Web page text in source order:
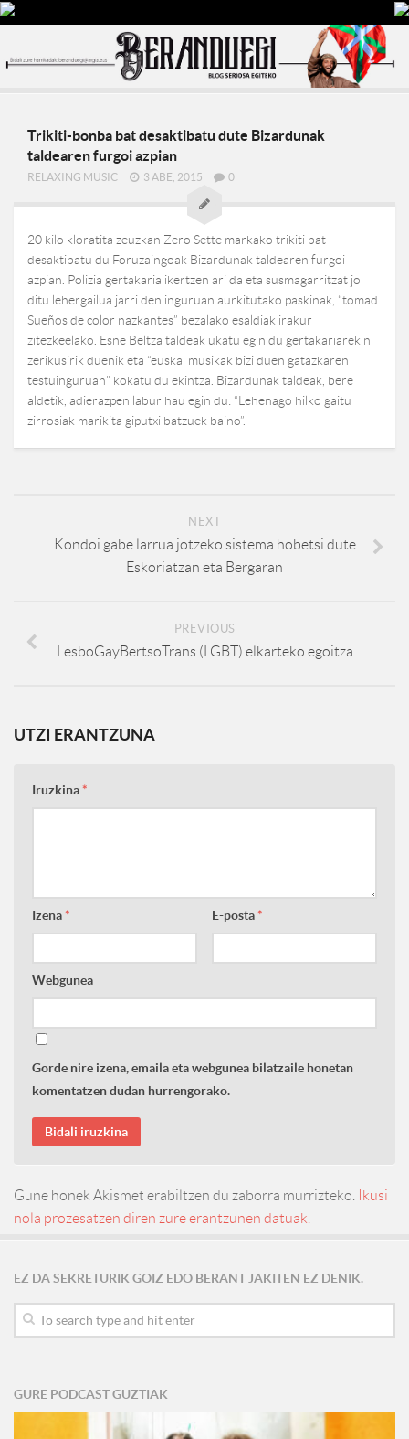
Trikiti-bonba bat desaktibatu dute Bizardunak
taldearen furgoi azpian
RELAXING MUSIC 3 ABE, 2015 0
20 kilo kloratita zeuzkan Zero Sette markako trikiti bat
desaktibatu du Foruzaingoak Bizardunak taldearen furgoi
azpian. Polizia gertakaria ikertzen ari da eta susmagarritzat jo
ditu lehergailua jarri den inguruan aurkitutako paskinak, “tomad
Sueños de color nazkantes” bezalako esaldiak irakur
zitezkeelako. Esne Beltza taldeak ukatu egin du gertakariarekin
zerikusirik duenik eta “euskal musikak bizi duen gatazkaren
testuinguruan” kokatu du ekintza. Bizardunak taldeak, bere
aldetik, adierazpen labur hau egin du: “Lehenago hilko gaitu
zirrosiak marikita giputxi batzuek baino”.
NEXT
Kondoi gabe larrua jotzeko sistema hobetsi dute
Eskoriatzan eta Bergaran
PREVIOUS
LesboGayBertsoTrans (LGBT) elkarteko egoitza
UTZI ERANTZUNA
Iruzkina*
Izena* E-posta*
Webgunea
Gorde nire izena, emaila eta webgunea bilatzaile honetan
komentatzen dudan hurrengorako.
Gune honek Akismet erabiltzen du zaborra murrizteko.
Ikusi
nola prozesatzen diren zure erantzunen datuak.
EZ DA SEKRETURIK GOIZ EDO BERANT JAKITEN EZ DENIK.
GURE PODCAST GUZTIAK